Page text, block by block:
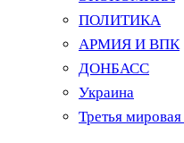
ПОЛИТИКА
АРМИЯ И ВПК
ДОНБАСС
Украина
Третья